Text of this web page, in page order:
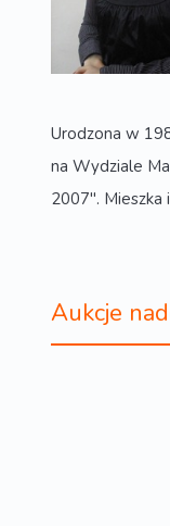
Urodzona w
na Wydziale
2007". Mieszka
Aukcje